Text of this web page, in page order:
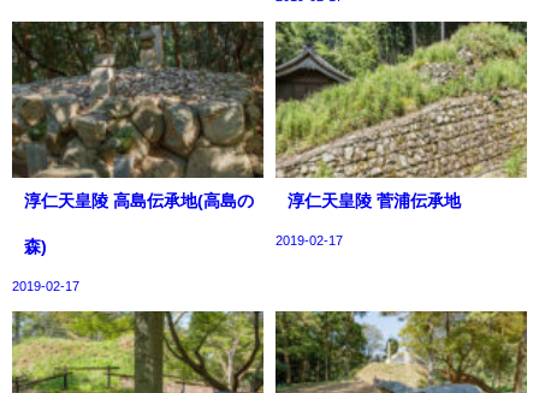
淳仁天皇陵 高島伝承地(高島の
森)
2019-02-17
淳仁天皇陵 菅浦伝承地
2019-02-17